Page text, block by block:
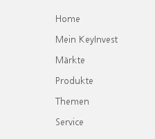
Home
Mein KeyInvest
Märkte
Produkte
Themen
Service